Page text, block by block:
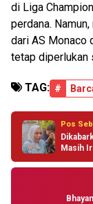
di Liga
perdana.
dari AS Monaco
tetap diperlukan
TAG: #
Pos
Masih